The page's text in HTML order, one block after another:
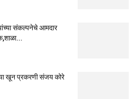
संकल्पनेचे आमदार
खून प्रकरणी संजय कोरे